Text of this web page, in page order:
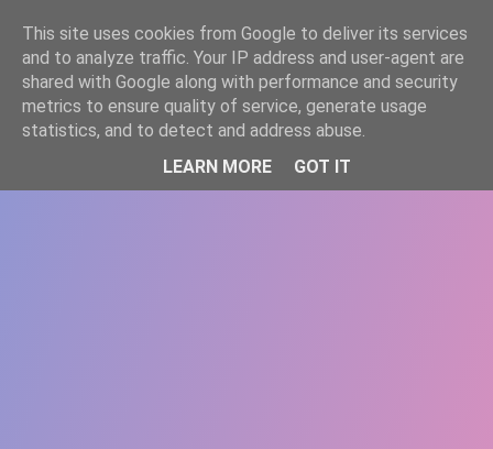
WWW.GAZISTI.RO
This site uses cookies from Google to deliver its services
and to analyze traffic. Your IP address and user-agent are
shared with Google along with performance and security
metrics to ensure quality of service, generate usage
statistics, and to detect and address abuse.
LEARN MORE
GOT IT